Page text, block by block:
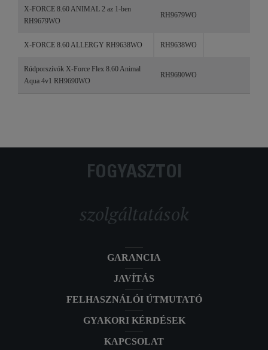
X-FORCE 8.60 ANIMAL 2 az 1-ben
RH9679WO
RH9679WO
X-FORCE 8.60 ALLERGY RH9638WO RH9638WO
Rúdporszívók X-Force Flex 8.60 Animal
Aqua 4v1 RH9690WO
RH9690WO
FOGYASZTÓI
szolgáltatások
GARANCIA
JAVÍTÁS
FELHASZNÁLÓI ÚTMUTATÓ
GYAKORI KÉRDÉSEK
KAPCSOLAT